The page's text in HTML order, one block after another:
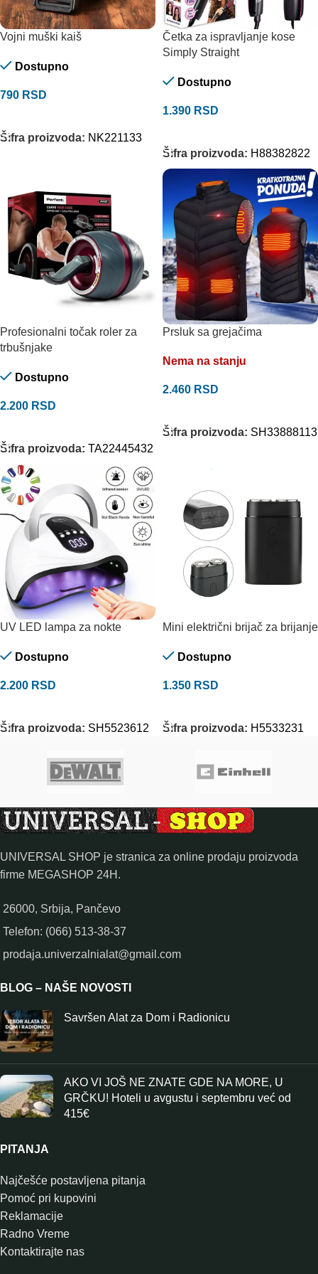
Vojni muški kaiš
Dostupno
790 RSD
Šifra proizvoda: NK221133
Četka za ispravljanje kose
Simply Straight
Dostupno
1.390 RSD
Šifra proizvoda: H88382822
Profesionalni točak roler za
trbušnjake
Dostupno
2.200 RSD
Šifra proizvoda: TA22445432
Prsluk sa grejačima
Nema na stanju
2.460 RSD
Šifra proizvoda: SH33888113
UV LED lampa za nokte
Dostupno
2.200 RSD
Šifra proizvoda: SH5523612
Mini električni brijač za brijanje
Dostupno
1.350 RSD
Šifra proizvoda: H5533231
UNIVERSAL SHOP je stranica za online prodaju proizvoda
firme MEGASHOP 24H.
26000, Srbija, Pančevo
Telefon: (066) 513-38-37
prodaja.univerzalnialat@gmail.com
BLOG – NAŠE NOVOSTI
Savršen Alat za Dom i Radionicu
AKO VI JOŠ NE ZNATE GDE NA MORE, U
GRČKU! Hoteli u avgustu i septembru već od
415€
PITANJA
Najčešće postavljena pitanja
Pomoć pri kupovini
Reklamacije
Radno Vreme
Kontaktirajte nas